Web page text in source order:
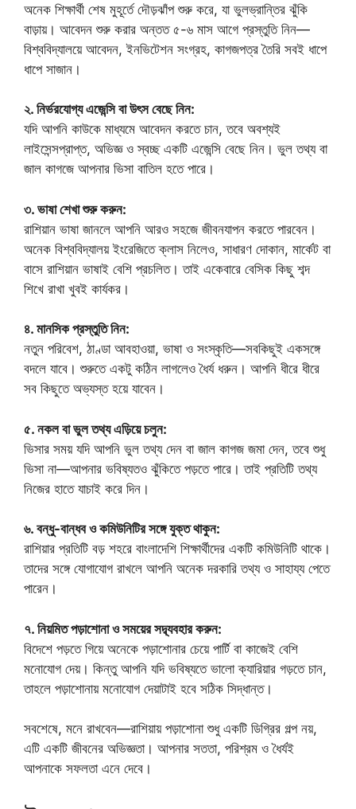
অনেক শিক্ষার্থী শেষ মুহূর্তে দৌড়ঝাঁপ শুরু করে, যা ভুলভ্রান্তির ঝুঁকি
বাড়ায়। আবেদন শুরু করার অন্তত ৫-৬ মাস আগে প্রস্তুতি নিন—
বিশ্ববিদ্যালয়ে আবেদন, ইনভিটেশন সংগ্রহ, কাগজপত্র তৈরি সবই ধাপে
ধাপে সাজান।
২. নির্ভরযোগ্য এজেন্সি বা উৎস বেছে নিন:
যদি আপনি কাউকে মাধ্যমে আবেদন করতে চান, তবে অবশ্যই
লাইসেন্সপ্রাপ্ত, অভিজ্ঞ ও স্বচ্ছ একটি এজেন্সি বেছে নিন। ভুল তথ্য বা
জাল কাগজে আপনার ভিসা বাতিল হতে পারে।
৩. ভাষা শেখা শুরু করুন:
রাশিয়ান ভাষা জানলে আপনি আরও সহজে জীবনযাপন করতে পারবেন।
অনেক বিশ্ববিদ্যালয় ইংরেজিতে ক্লাস নিলেও, সাধারণ দোকান, মার্কেট বা
বাসে রাশিয়ান ভাষাই বেশি প্রচলিত। তাই একেবারে বেসিক কিছু শব্দ
শিখে রাখা খুবই কার্যকর।
৪. মানসিক প্রস্তুতি নিন:
নতুন পরিবেশ, ঠাণ্ডা আবহাওয়া, ভাষা ও সংস্কৃতি—সবকিছুই একসঙ্গে
বদলে যাবে। শুরুতে একটু কঠিন লাগলেও ধৈর্য ধরুন। আপনি ধীরে ধীরে
সব কিছুতে অভ্যস্ত হয়ে যাবেন।
৫. নকল বা ভুল তথ্য এড়িয়ে চলুন:
ভিসার সময় যদি আপনি ভুল তথ্য দেন বা জাল কাগজ জমা দেন, তবে শুধু
ভিসা না—আপনার ভবিষ্যতও ঝুঁকিতে পড়তে পারে। তাই প্রতিটি তথ্য
নিজের হাতে যাচাই করে দিন।
৬. বন্ধু-বান্ধব ও কমিউনিটির সঙ্গে যুক্ত থাকুন:
রাশিয়ার প্রতিটি বড় শহরে বাংলাদেশি শিক্ষার্থীদের একটি কমিউনিটি থাকে।
তাদের সঙ্গে যোগাযোগ রাখলে আপনি অনেক দরকারি তথ্য ও সাহায্য পেতে
পারেন।
৭. নিয়মিত পড়াশোনা ও সময়ের সদ্ব্যবহার করুন:
বিদেশে পড়তে গিয়ে অনেকে পড়াশোনার চেয়ে পার্টি বা কাজেই বেশি
মনোযোগ দেয়। কিন্তু আপনি যদি ভবিষ্যতে ভালো ক্যারিয়ার গড়তে চান,
তাহলে পড়াশোনায় মনোযোগ দেয়াটাই হবে সঠিক সিদ্ধান্ত।
সবশেষে, মনে রাখবেন—রাশিয়ায় পড়াশোনা শুধু একটি ডিগ্রির গল্প নয়,
এটি একটি জীবনের অভিজ্ঞতা। আপনার সততা, পরিশ্রম ও ধৈর্যই
আপনাকে সফলতা এনে দেবে।